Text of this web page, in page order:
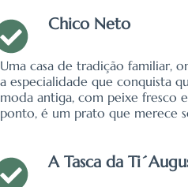
Chico Neto
Uma casa de tradição familiar,
a especialidade que conquista
moda antiga, com peixe fresco
ponto, é um prato que merece
A Tasca da